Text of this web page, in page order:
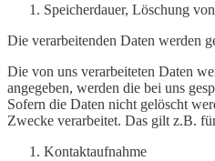
Speicherdauer, Löschung
Die verarbeitenden Daten werden
Die von uns verarbeiteten Daten
angegeben, werden die bei uns
Sofern die Daten nicht gelöscht
Zwecke verarbeitet. Das gilt z.B.
Kontaktaufnahme